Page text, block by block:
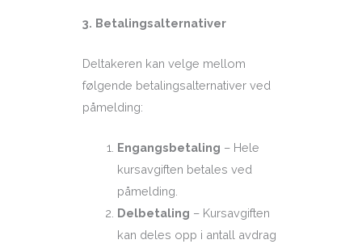
3. Betalingsalternativer
Deltakeren kan velge mellom
følgende betalingsalternativer ved
påmelding:
Engangsbetaling – Hele
kursavgiften betales ved
påmelding.
Delbetaling – Kursavgiften
kan deles opp i antall avdrag